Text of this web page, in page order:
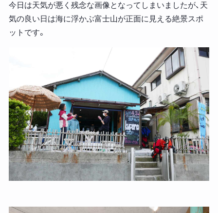
今日は天気が悪く残念な画像となってしまいましたが、天
気の良い日は海に浮かぶ富士山が正面に見える絶景スポ
ットです。